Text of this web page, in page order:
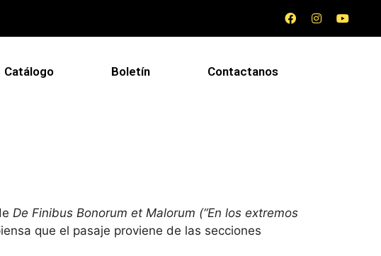
Catálogo Boletín Contactanos
De Finibus Bonorum et Malorum (“En los extremos
que el pasaje proviene de las secciones